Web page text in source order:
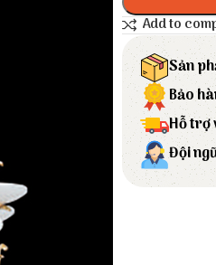
Add to
Sản
Bảo
Hỗ trợ
Đội